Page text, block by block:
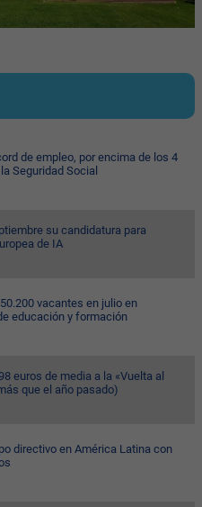
de empleo, por encima de los 4
Seguridad Social
su candidatura para
de IA
vacantes en julio en
educación y formación
euros de media a la «Vuelta al
que el año pasado)
directivo en América Latina con